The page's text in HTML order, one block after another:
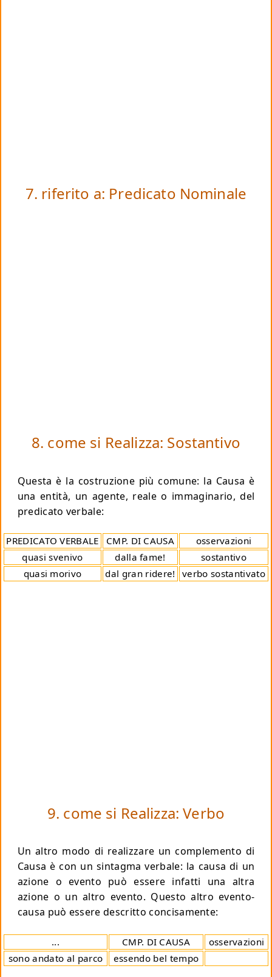
7. riferito a: Predicato Nominale
8. come si Realizza: Sostantivo
Questa è la costruzione più comune: la Causa è
una entità, un agente, reale o immaginario, del
predicato verbale:
PREDICATO VERBALE CMP. DI CAUSA
osservazioni
quasi svenivo
dalla fame!
sostantivo
quasi morivo
dal gran ridere! verbo sostantivato
9. come si Realizza: Verbo
Un altro modo di realizzare un complemento di
Causa è con un sintagma verbale: la causa di un
azione o evento può essere infatti una altra
azione o un altro evento. Questo altro evento-
causa può essere descritto concisamente:
... CMP. DI CAUSA
osservazioni
sono andato al parco
essendo bel tempo